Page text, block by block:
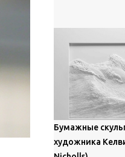
описываются
смысле,
предлагают
рассказ,
уникальной
освещения". Для
посетите
https://
harada/about/#/
Бумажные
художника